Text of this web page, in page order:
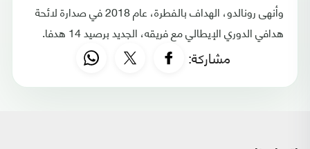
وأنهى رونالدو، الهداف بالفطرة، عام 2018 في صدارة لائحة
هدافي الدوري الإيطالي مع فريقه، الجديد برصيد 14 هدفا.
مشاركة: